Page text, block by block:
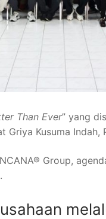
Than Ever” yang
Griya Kusuma
Group,